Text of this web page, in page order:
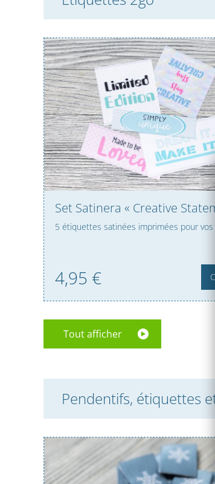
Set Satinera « Creative
5 étiquettes satinées imprimées pour
4,95 €
Tout afficher
Pendentifs, étiquettes